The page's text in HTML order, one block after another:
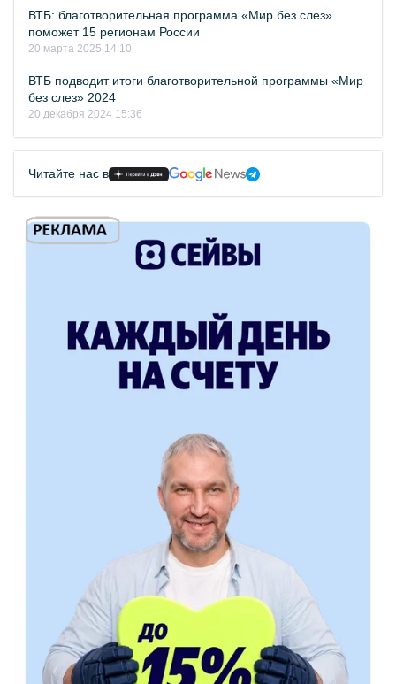
ВТБ: благотворительная программа «Мир без слез»
поможет 15 регионам России
20 марта 2025 14:10
ВТБ подводит итоги благотворительной программы «Мир
без слез» 2024
20 декабря 2024 15:36
Читайте нас в